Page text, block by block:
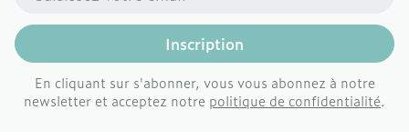
Inscription
En cliquant sur s'abonner, vous vous abonnez à notre
newsletter et acceptez notre politique de confidentialité.